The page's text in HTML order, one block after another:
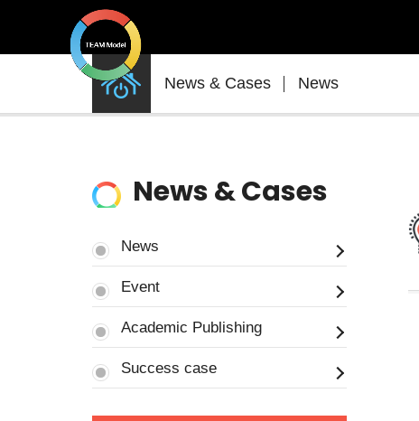
News & Cases News
News & Cases
News
Event
Academic Publishing
Success case